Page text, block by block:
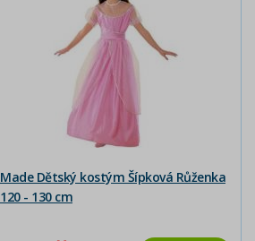
Made Dětský kostým Šípková Růženka
120 - 130 cm